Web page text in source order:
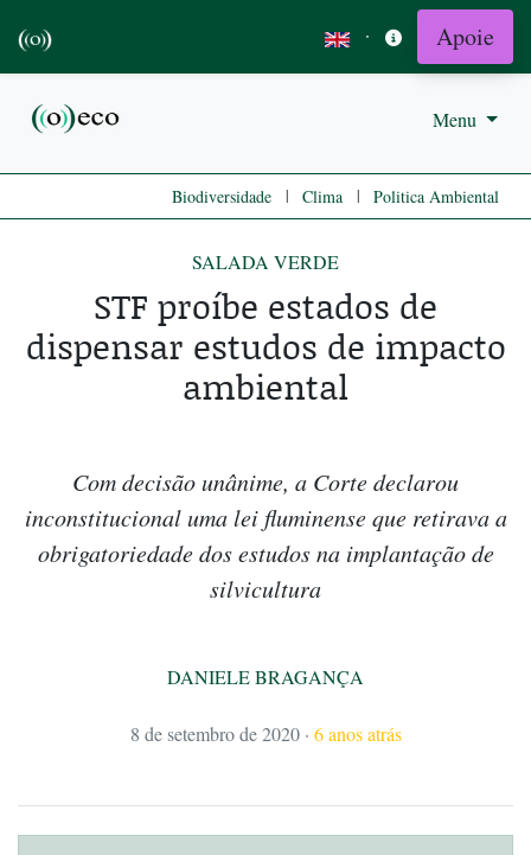
· Apoie
Menu
Biodiversidade | Clima | Politica Ambiental
SALADA VERDE
STF proíbe estados de
dispensar estudos de impacto
ambiental
Com decisão unânime, a Corte declarou
inconstitucional uma lei fluminense que retirava a
obrigatoriedade dos estudos na implantação de
silvicultura
DANIELE BRAGANÇA
8 de setembro de 2020 · 6 anos atrás